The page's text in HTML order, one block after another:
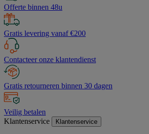
Offerte binnen 48u
Gratis levering vanaf €200
Contacteer onze klantendienst
Gratis retourneren binnen 30 dagen
Veilig betalen
Klantenservice
Klantenservice